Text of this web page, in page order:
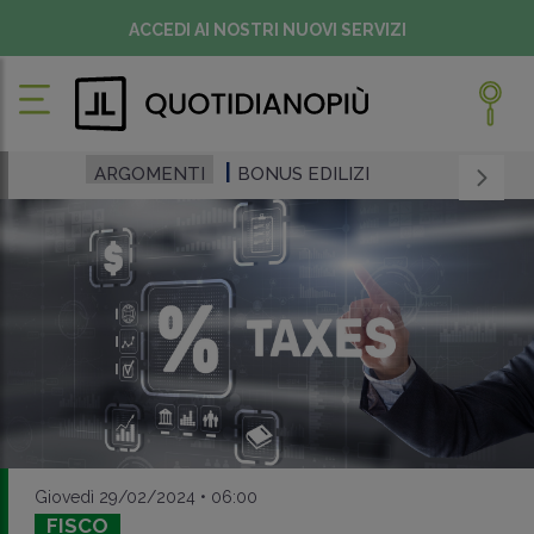
ACCEDI AI NOSTRI NUOVI SERVIZI
ARGOMENTI BONUS EDILIZI
Giovedì 29/02/2024 • 06:00
FISCO